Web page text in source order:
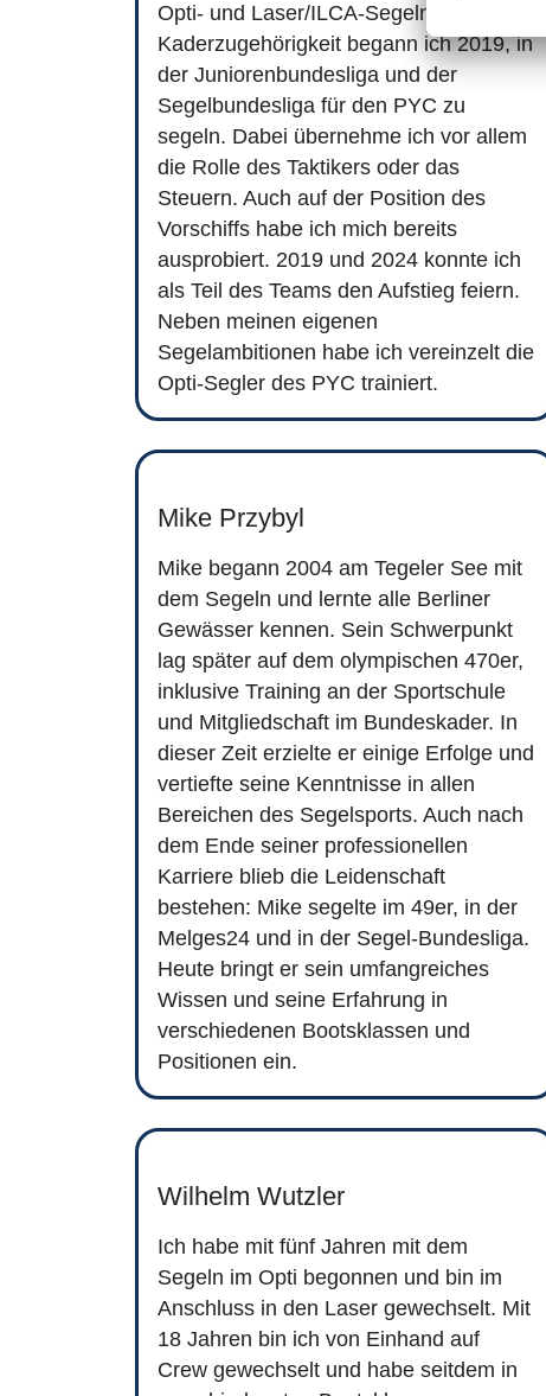
Opti- und Laser/ILCA-Segeln mit
Kaderzugehörigkeit begann ich 2019, in
der Juniorenbundesliga und der
Segelbundesliga für den PYC zu
segeln. Dabei übernehme ich vor allem
die Rolle des Taktikers oder das
Steuern. Auch auf der Position des
Vorschiffs habe ich mich bereits
ausprobiert. 2019 und 2024 konnte ich
als Teil des Teams den Aufstieg feiern.
Neben meinen eigenen
Segelambitionen habe ich vereinzelt die
Opti-Segler des PYC trainiert.
Mike Przybyl
Mike begann 2004 am Tegeler See mit
dem Segeln und lernte alle Berliner
Gewässer kennen. Sein Schwerpunkt
lag später auf dem olympischen 470er,
inklusive Training an der Sportschule
und Mitgliedschaft im Bundeskader. In
dieser Zeit erzielte er einige Erfolge und
vertiefte seine Kenntnisse in allen
Bereichen des Segelsports. Auch nach
dem Ende seiner professionellen
Karriere blieb die Leidenschaft
bestehen: Mike segelte im 49er, in der
Melges24 und in der Segel-Bundesliga.
Heute bringt er sein umfangreiches
Wissen und seine Erfahrung in
verschiedenen Bootsklassen und
Positionen ein.
Wilhelm Wutzler
Ich habe mit fünf Jahren mit dem
Segeln im Opti begonnen und bin im
Anschluss in den Laser gewechselt. Mit
18 Jahren bin ich von Einhand auf
Crew gewechselt und habe seitdem in